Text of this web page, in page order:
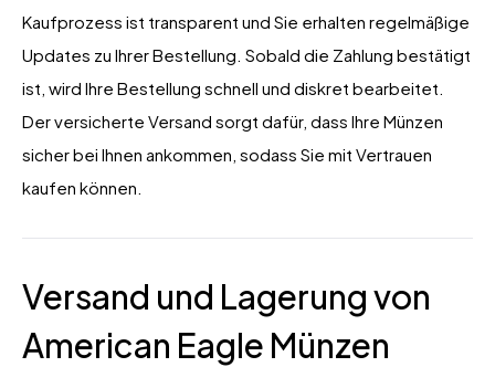
Kaufprozess ist transparent und Sie erhalten regelmäßige
Updates zu Ihrer Bestellung. Sobald die Zahlung bestätigt
ist, wird Ihre Bestellung schnell und diskret bearbeitet.
Der versicherte Versand sorgt dafür, dass Ihre Münzen
sicher bei Ihnen ankommen, sodass Sie mit Vertrauen
kaufen können.
Versand und Lagerung von
American Eagle Münzen